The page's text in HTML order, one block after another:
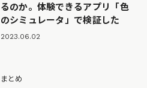
るのか。体験できるアプリ「色
のシミュレータ」で検証した
2023.06.02
まとめ